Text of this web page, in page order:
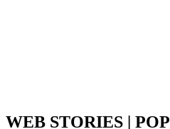
WEB STORIES |